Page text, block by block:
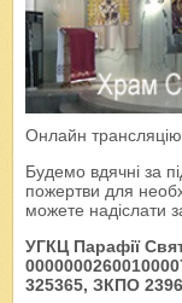
Онлайн
Будемо вдячні за
пожертви для
можете надіслати
УГКЦ Парафії
325365, ЗКПО